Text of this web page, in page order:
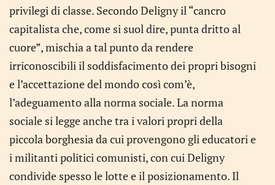
privilegi di classe. Secondo Deligny il “cancro
capitalista che, come si suol dire, punta dritto al
cuore”, mischia a tal punto da rendere
irriconoscibili il soddisfacimento dei propri bisogni
e l’accettazione del mondo così com’è,
l’adeguamento alla norma sociale. La norma
sociale si legge anche tra i valori propri della
piccola borghesia da cui provengono gli educatori e
i militanti politici comunisti, con cui Deligny
condivide spesso le lotte e il posizionamento. Il